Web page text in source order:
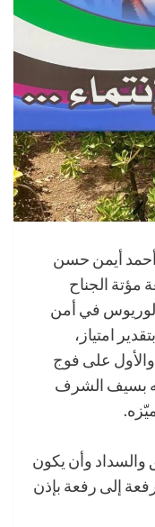
أحمد أيمن حسن
مؤتة الجناح
في أمن
امتياز،
على فوج
بسيف الشرف
والسداد وأن يكون
إلى رفعة بإذن